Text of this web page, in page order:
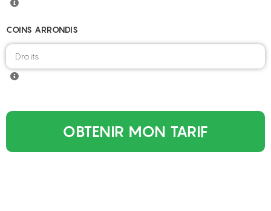
COINS ARRONDIS
OBTENIR MON TARIF